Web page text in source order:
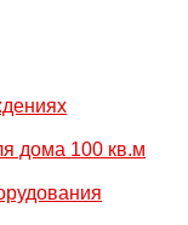
дома 100 кв.м